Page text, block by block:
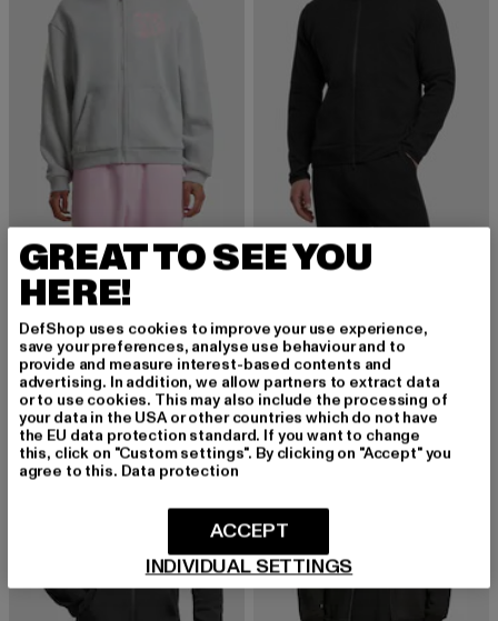
MISTER TEE
Tokyo City Life Fluffy Zip Hoody
44,79 EUR
Derzeitiger Preis: ab 44,79 EUR
55,99 EUR
MISTER TEE
Hooded
-28% -38%
GREAT TO SEE YOU
HERE!
DefShop uses cookies to improve your use experience,
save your preferences, analyse use behaviour and to
provide and measure interest-based contents and
advertising. In addition, we allow partners to extract data
or to use cookies. This may also include the processing of
your data in the USA or other countries which do not have
the EU data protection standard. If you want to change
this, click on "Custom settings". By clicking on "Accept" you
agree to this. Data protection
INDIVIDUAL SETTINGS
ACCEPT